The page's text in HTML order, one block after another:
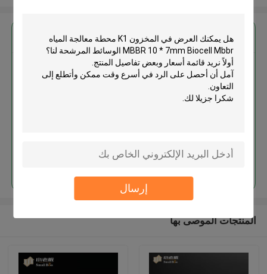
إرسال
احصل على افضل سعر ل
في المخزون K1 محطة معالجة المياه
استمر
المنتجات الموصى بها